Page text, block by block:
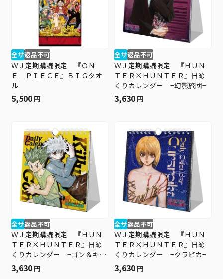
全サ返品不可
ＷＪ定期購読限定 『ＯＮ
Ｅ ＰＩＥＣＥ』ＢＩＧタオ
ル
5,500 円
全サ返品不可
ＷＪ定期購読限定 『ＨＵＮ
ＴＥＲ×ＨＵＮＴＥＲ』日め
くりカレンダー −幻影旅団−
3,630 円
全サ返品不可
ＷＪ定期購読限定 『ＨＵＮ
ＴＥＲ×ＨＵＮＴＥＲ』日め
くりカレンダー −ゴン＆キル
ア−
3,630 円
全サ返品不可
ＷＪ定期購読限定 『ＨＵＮ
ＴＥＲ×ＨＵＮＴＥＲ』日め
くりカレンダー −クラピカ−
3,630 円